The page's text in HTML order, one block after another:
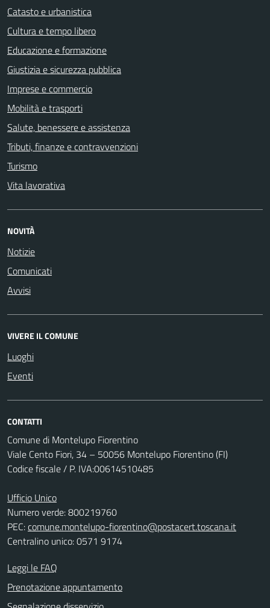
Catasto e urbanistica
Cultura e tempo libero
Educazione e formazione
Giustizia e sicurezza pubblica
Imprese e commercio
Mobilità e trasporti
Salute, benessere e assistenza
Tributi, finanze e contravvenzioni
Turismo
Vita lavorativa
NOVITÀ
Notizie
Comunicati
Avvisi
VIVERE IL COMUNE
Luoghi
Eventi
CONTATTI
Comune di Montelupo Fiorentino
Viale Cento Fiori, 34 – 50056 Montelupo Fiorentino (FI)
Codice fiscale / P. IVA:00614510485
Ufficio Unico
Numero verde: 800219760
PEC:comune.montelupo-fiorentino@postacert.toscana.it
Centralino unico: 0571 9174
Leggi le FAQ
Prenotazione appuntamento